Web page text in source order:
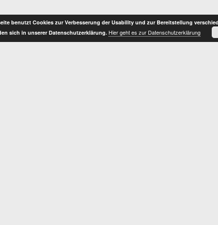
benutzt Cookies zur Verbesserung der Usability und zur Bereitstellung
sich in unserer Datenschutzerklärung. Hier geht es zur Datenschutzerklärung